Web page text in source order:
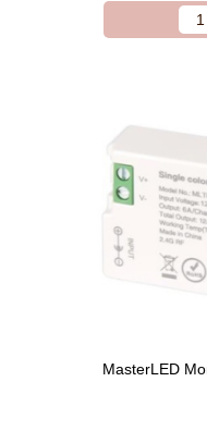
MasterLED